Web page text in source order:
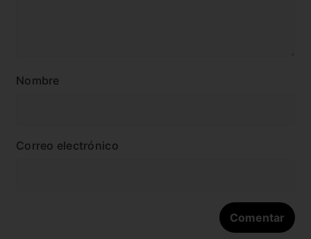
Nombre
Correo electrónico